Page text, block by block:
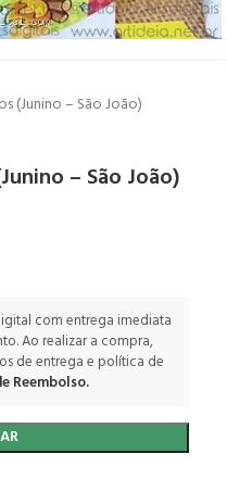
(Junino – São João)
– São João)
com entrega imediata
Ao realizar a compra,
de entrega e política de
Reembolso.